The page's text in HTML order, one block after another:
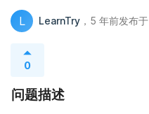
L LearnTry ，5 年前发布于
0
问题描述